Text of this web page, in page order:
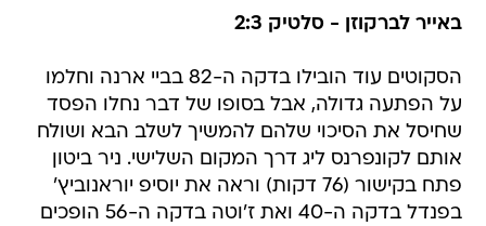
באייר לברקוזן - סלטיק 2:3
הסקוטים עוד הובילו בדקה ה-82 בביי ארנה וחלמו
על הפתעה גדולה, אבל בסופו של דבר נחלו הפסד
שחיסל את הסיכוי שלהם להמשיך לשלב הבא ושולח
אותם לקונפרנס ליג דרך המקום השלישי. ניר ביטון
פתח בקישור (76 דקות) וראה את יוסיפ יוראנוביץ'
בפנדל בדקה ה-40 ואת ז'וטה בדקה ה-56 הופכים